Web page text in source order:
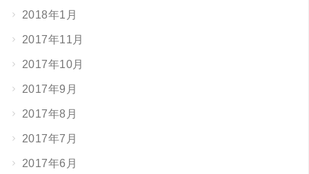
2018年1月
2017年11月
2017年10月
2017年9月
2017年8月
2017年7月
2017年6月